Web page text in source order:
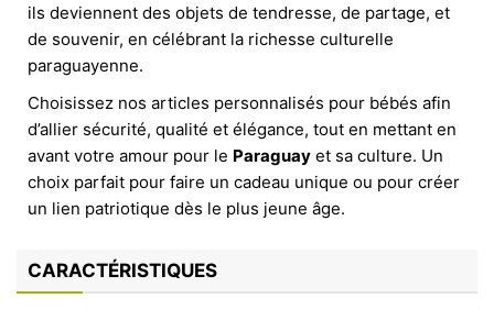
ils deviennent des objets de tendresse, de partage, et
de souvenir, en célébrant la richesse culturelle
paraguayenne.
Choisissez nos articles personnalisés pour bébés afin
d’allier sécurité, qualité et élégance, tout en mettant en
avant votre amour pour le Paraguay et sa culture. Un
choix parfait pour faire un cadeau unique ou pour créer
un lien patriotique dès le plus jeune âge.
CARACTÉRISTIQUES